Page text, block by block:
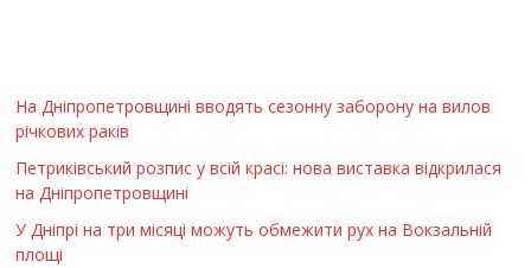
На Дніпропетровщині вводять сезонну заборону на вилов
річкових раків
Петриківський розпис у всій красі: нова виставка відкрилася
на Дніпропетровщині
У Дніпрі на три місяці можуть обмежити рух на Вокзальній
площі